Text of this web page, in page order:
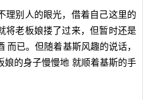
别人的眼光，借着自己这里的
将老板娘搂了过来，但暂时还是
而已。但随着基斯风趣的说话，
娘的身子慢慢地 就顺着基斯的手